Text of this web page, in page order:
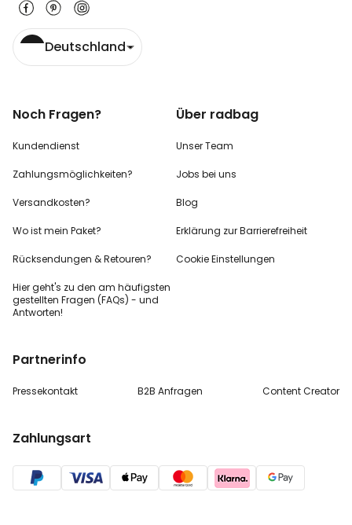
Deutschland
Noch Fragen?
Kundendienst
Zahlungsmöglichkeiten?
Versandkosten?
Wo ist mein Paket?
Rücksendungen & Retouren?
Hier geht's zu den am häufigsten
gestellten Fragen (FAQs) - und
Antworten!
Über radbag
Unser Team
Jobs bei uns
Blog
Erklärung zur Barrierefreiheit
Cookie Einstellungen
Partnerinfo
Pressekontakt B2B Anfragen Content Creator
Zahlungsart